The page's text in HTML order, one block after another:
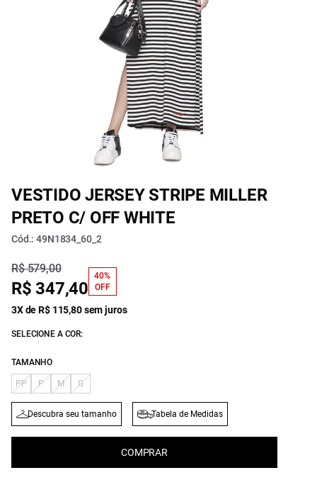
VESTIDO JERSEY STRIPE MILLER
PRETO C/ OFF WHITE
Cód.: 49N1834_60_2
R$ 579,00
R$ 347,40
40%
OFF
3X de R$ 115,80 sem juros
SELECIONE A COR:
TAMANHO
PP P M G
Descubra seu tamanho Tabela de Medidas
COMPRAR